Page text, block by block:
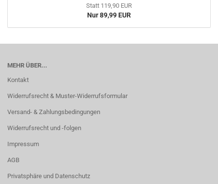
Statt 119,90 EUR
Nur 89,99 EUR
MEHR ÜBER...
Kontakt
Widerrufsrecht & Muster-Widerrufsformular
Versand- & Zahlungsbedingungen
Widerrufsrecht und -folgen
Impressum
AGB
Privatsphäre und Datenschutz